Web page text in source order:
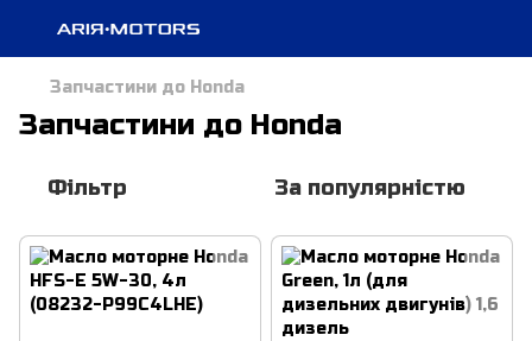
Запчастини до Honda
Запчастини до Honda
Фільтр За популярністю